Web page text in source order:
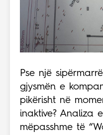
Pse një
gjysmën e
pikërisht në
inaktive? Analiza
mëpasshme të